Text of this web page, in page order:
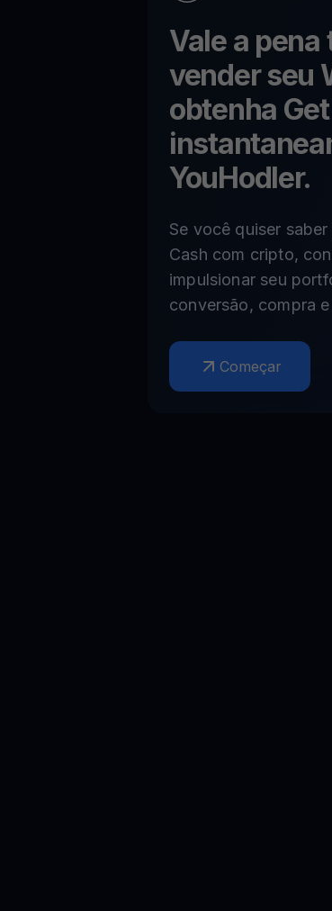
Vale a
vender seu
obtenha
YouHodler.
Se você quiser
Cash com cripto,
impulsionar seu
conversão, compra
Começar